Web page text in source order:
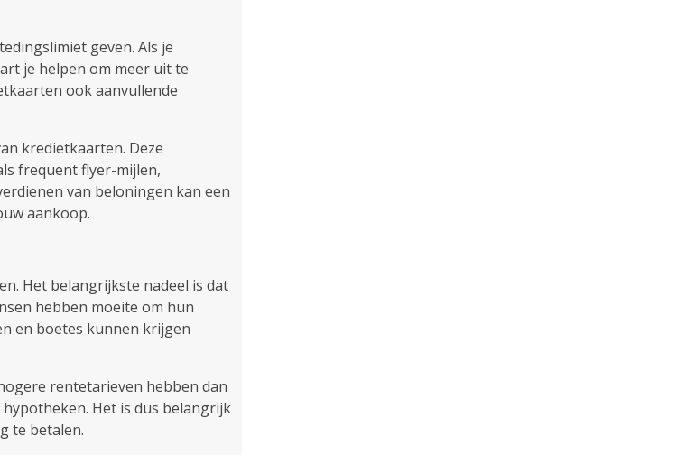
geven. Als je
je helpen om meer uit te
ook aanvullende
kredietkaarten. Deze
frequent flyer-mijlen,
van beloningen kan een
aankoop.
Het belangrijkste nadeel is dat
hebben moeite om hun
en boetes kunnen krijgen
rentetarieven hebben dan
Het is dus belangrijk
te betalen.